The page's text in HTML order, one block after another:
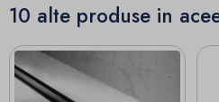
10 alte produse in